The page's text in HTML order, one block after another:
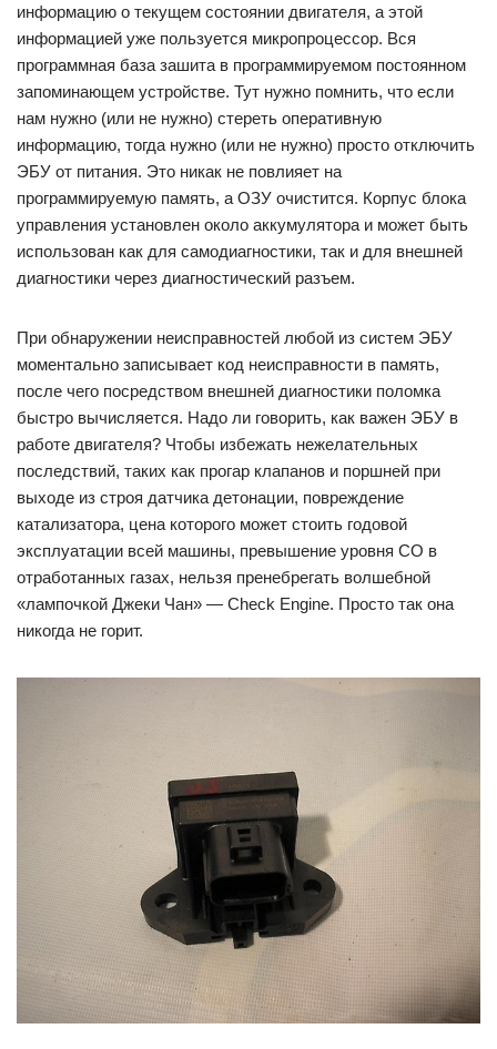
информацию о текущем состоянии двигателя, а этой
информацией уже пользуется микропроцессор. Вся
программная база зашита в программируемом постоянном
запоминающем устройстве. Тут нужно помнить, что если
нам нужно (или не нужно) стереть оперативную
информацию, тогда нужно (или не нужно) просто отключить
ЭБУ от питания. Это никак не повлияет на
программируемую память, а ОЗУ очистится. Корпус блока
управления установлен около аккумулятора и может быть
использован как для самодиагностики, так и для внешней
диагностики через диагностический разъем.
При обнаружении неисправностей любой из систем ЭБУ
моментально записывает код неисправности в память,
после чего посредством внешней диагностики поломка
быстро вычисляется. Надо ли говорить, как важен ЭБУ в
работе двигателя? Чтобы избежать нежелательных
последствий, таких как прогар клапанов и поршней при
выходе из строя датчика детонации, повреждение
катализатора, цена которого может стоить годовой
эксплуатации всей машины, превышение уровня СО в
отработанных газах, нельзя пренебрегать волшебной
«лампочкой Джеки Чан» — Check Engine. Просто так она
никогда не горит.